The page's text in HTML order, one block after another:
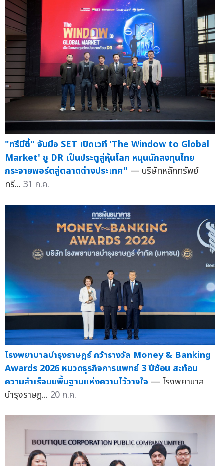
"ทรีนีตี้" จับมือ SET เปิดเวที 'The Window to Global
Market' ชู DR เป็นประตูสู่หุ้นโลก หนุนนักลงทุนไทย
กระจายพอร์ตสู่ตลาดต่างประเทศ" — บริษัทหลักทรัพย์
ทรี... 31 ก.ค.
โรงพยาบาลบำรุงราษฎร์ คว้ารางวัล Money & Banking
Awards 2026 หมวดธุรกิจการแพทย์ 3 ปีซ้อน สะท้อน
ความสำเร็จบนพื้นฐานแห่งความไว้วางใจ — โรงพยาบาล
บำรุงราษฎ... 20 ก.ค.